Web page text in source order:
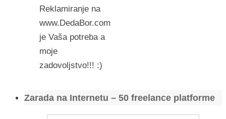
Reklamiranje na
www.DedaBor.com
je Vaša potreba a
moje
zadovoljstvo!!! :)
Zarada na Internetu – 50 freelance platforme